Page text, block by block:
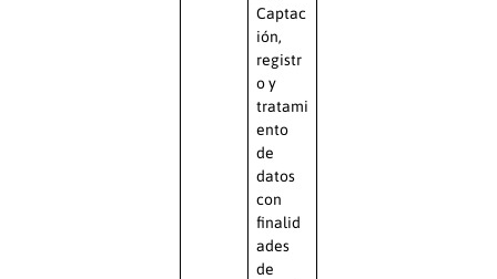
Captac
ión,
registr
o y
tratami
ento
de
datos
con
finalid
ades
de